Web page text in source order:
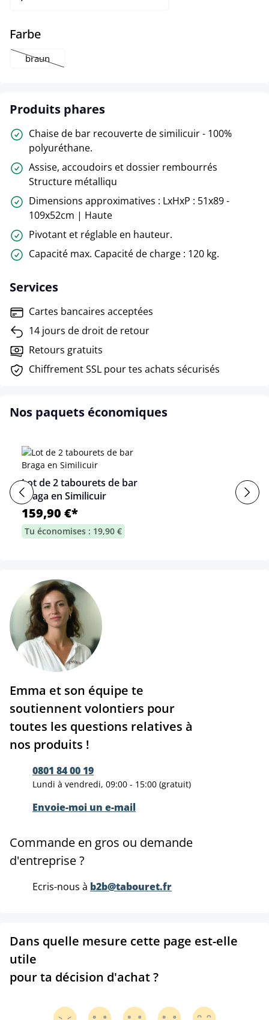
Farbeselect
braun
(Cette option n'est pas disponible pour le moment.)
Produits phares
Chaise de bar recouverte de similicuir - 100%
polyuréthane.
Assise, accoudoirs et dossier rembourrés
Structure métalliqu
Dimensions approximatives : LxHxP : 51x89 -
109x52cm | Haute
Pivotant et réglable en hauteur.
Capacité max. Capacité de charge : 120 kg.
Services
Cartes bancaires acceptées
14 jours de droit de retour
Retours gratuits
Chiffrement SSL pour tes achats sécurisés
Nos paquets économiques
Lot de 2 tabourets de bar
Braga en Similicuir
159,90 €*
Tu économises : 19,90 €
Emma et son équipe te
soutiennent volontiers pour
toutes les questions relatives à
nos produits !
0801 84 00 19
Lundi à vendredi, 09:00 - 15:00 (gratuit)
Envoie-moi un e-mail
Commande en gros ou demande
d'entreprise ?
Ecris-nous à b2b@tabouret.fr
Dans quelle mesure cette page est-elle
utile
pour ta décision d'achat ?